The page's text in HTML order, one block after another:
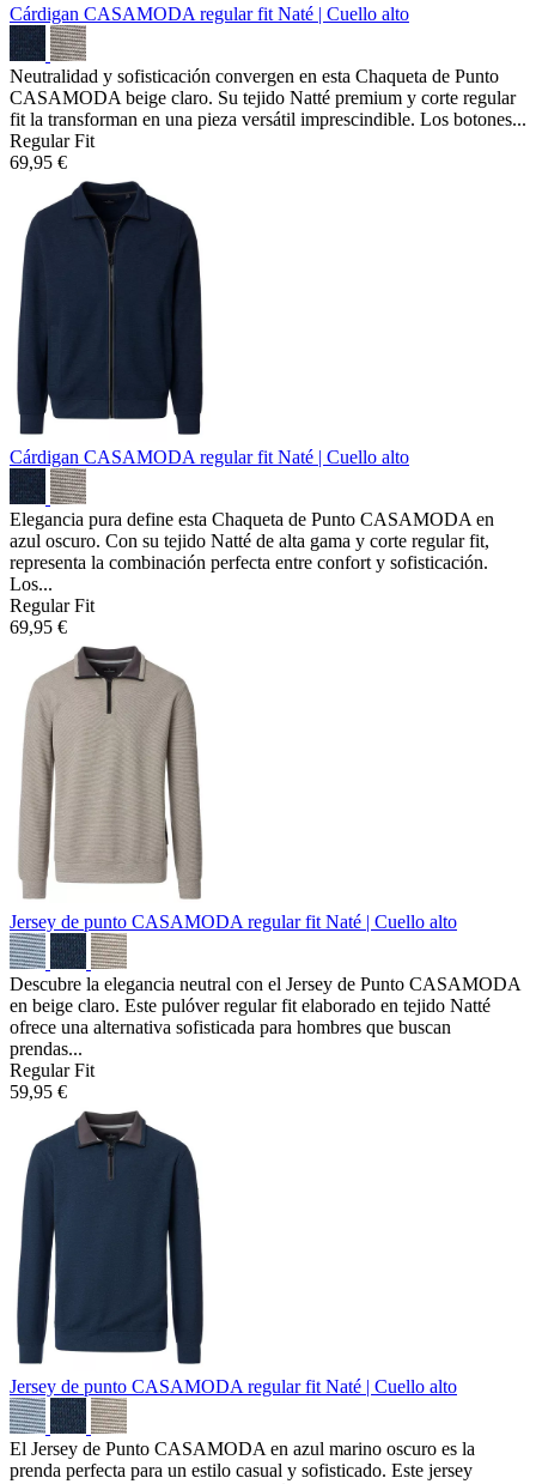
Cárdigan CASAMODA regular fit Naté | Cuello alto
Neutralidad y sofisticación convergen en esta Chaqueta de Punto
CASAMODA beige claro. Su tejido Natté premium y corte regular
fit la transforman en una pieza versátil imprescindible. Los botones...
Regular Fit
69,95 €
Cárdigan CASAMODA regular fit Naté | Cuello alto
Elegancia pura define esta Chaqueta de Punto CASAMODA en
azul oscuro. Con su tejido Natté de alta gama y corte regular fit,
representa la combinación perfecta entre confort y sofisticación.
Los...
Regular Fit
69,95 €
Jersey de punto CASAMODA regular fit Naté | Cuello alto
Descubre la elegancia neutral con el Jersey de Punto CASAMODA
en beige claro. Este pulóver regular fit elaborado en tejido Natté
ofrece una alternativa sofisticada para hombres que buscan
prendas...
Regular Fit
59,95 €
Jersey de punto CASAMODA regular fit Naté | Cuello alto
El Jersey de Punto CASAMODA en azul marino oscuro es la
prenda perfecta para un estilo casual y sofisticado. Este jersey